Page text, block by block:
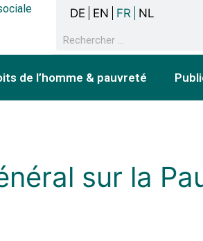
DE EN FR NL
de l’homme & pauvreté
sur la